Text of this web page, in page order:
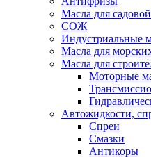
Масла для
СОЖ
Индустриальные
Масла для
Масла для
Моторные
Автожидкости,
Спреи
Смазки
Антикоры